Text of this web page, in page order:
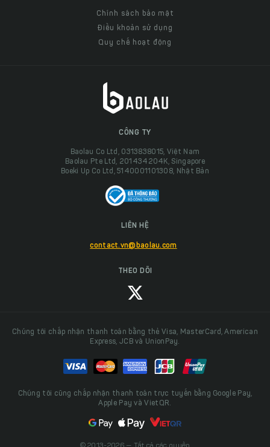
Chính sách bảo mật
Điều khoản sử dụng
Quy chế hoạt động
CÔNG TY
Baolau Co Ltd, 0313838015, Việt Nam
Baolau Pte Ltd, 201434204K, Singapore
Boeki Up Co Ltd, 5140001101308, Nhật Bản
LIÊN HỆ
contact.vn@baolau.com
THEO DÕI
Chúng tôi chấp nhận thanh toán bằng thẻ Visa, MasterCard, American
Express, JCB và UnionPay.
Chúng tôi cũng chấp nhận thanh toán trực tuyến bằng Google Pay,
Apple Pay và VietQR.